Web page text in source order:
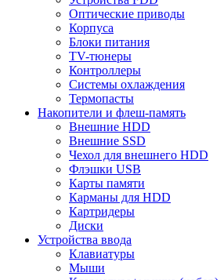
Оптические приводы
Корпуса
Блоки питания
TV-тюнеры
Контроллеры
Системы охлаждения
Термопасты
Накопители и флеш-память
Внешние HDD
Внешние SSD
Чехол для внешнего HDD
Флэшки USB
Карты памяти
Карманы для HDD
Картридеры
Диски
Устройства ввода
Клавиатуры
Мыши